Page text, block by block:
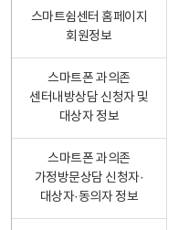
스마트쉼센터 홈페이지
회원정보
스마트폰 과의존
센터내방상담 신청자 및
대상자 정보
스마트폰 과의존
가정방문상담 신청자·
대상자·동의자 정보